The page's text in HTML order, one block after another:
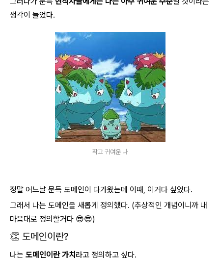
생각이 들었다.
작고 귀여운 나
정말 어느날 문득 도메인이 다가왔는데 이때, 이거다 싶었다.
그래서 나는 도메인을 새롭게 정의했다. (추상적인 개념이니까 내
마음대로 정의할거다 😎😎)
👏 도메인이란?
나는 도메인이란 가치 라고 정의하고 싶다.